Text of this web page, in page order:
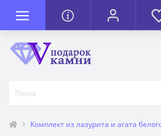
Комплект из лазурита и агата